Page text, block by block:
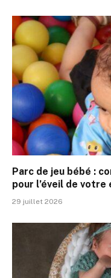
Parc de jeu bébé :
pour l’éveil de votre
29 juillet 2026